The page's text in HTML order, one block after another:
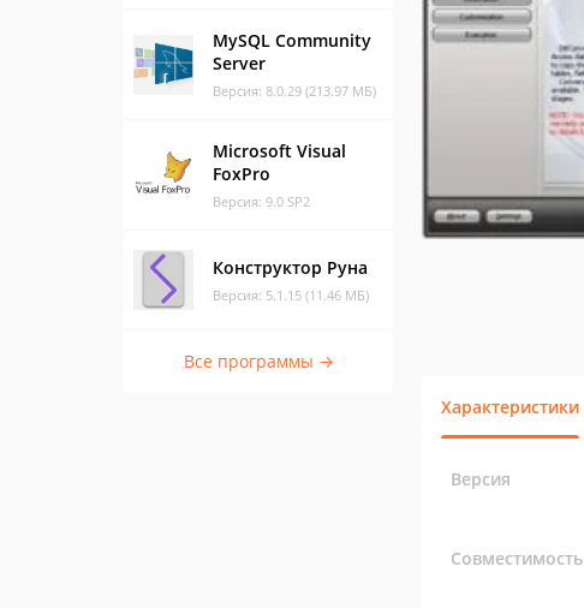
MySQL Community
Server
Версия: 8.0.29 (213.97 МБ)
Microsoft Visual
FoxPro
Версия: 9.0 SP2
Конструктор Руна
Версия: 5.1.15 (11.46 МБ)
Все программы →
Характеристики
Версия
Совместимость